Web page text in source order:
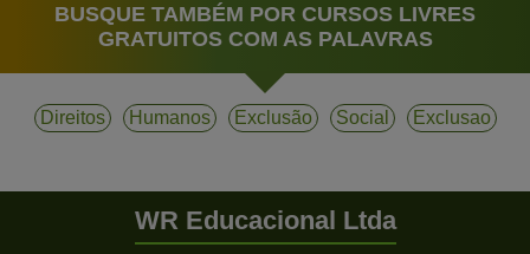
BUSQUE TAMBÉM POR CURSOS LIVRES
GRATUITOS COM AS PALAVRAS
Direitos Humanos Exclusão Social Exclusao
WR Educacional Ltda